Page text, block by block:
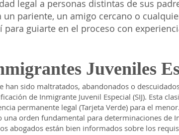
legal a personas distintas de sus
un pariente, un amigo cercano o
para guiarte en el proceso con
Juveniles
han sido maltratados, abandonados o
de Inmigrante Juvenil Especial (SIJ). Esta
permanente legal (Tarjeta Verde) para el
una orden fundamental para determinaciones de
abogados están bien informados sobre los